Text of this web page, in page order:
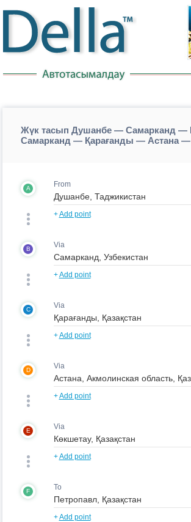
Жүк тасып Душанбе — Самарканд —
Самарканд — Қарағанды — Астана
A From
+Add point
B Via
+Add point
C Via
+Add point
D Via
+Add point
E Via
+Add point
F To
+Add point